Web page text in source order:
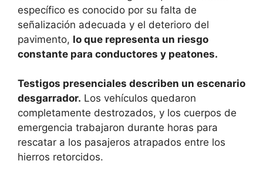
específico es conocido por su falta de
señalización adecuada y el deterioro del
pavimento, lo que representa un riesgo
constante para conductores y peatones.
Testigos presenciales describen un escenario
desgarrador. Los vehículos quedaron
completamente destrozados, y los cuerpos de
emergencia trabajaron durante horas para
rescatar a los pasajeros atrapados entre los
hierros retorcidos.